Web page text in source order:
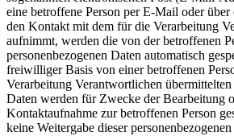
eine betroffene Person per E-Mail oder
den Kontakt mit dem für die Verarbeitung
aufnimmt, werden die von der betroffenen
personenbezogenen Daten automatisch
freiwilliger Basis von einer betroffenen
Verarbeitung Verantwortlichen übermittelten
Daten werden für Zwecke der Bearbeitung
Kontaktaufnahme zur betroffenen Person
keine Weitergabe dieser